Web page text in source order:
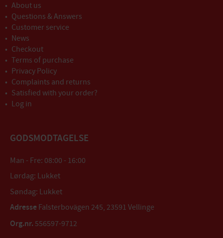
About us
Questions & Answers
Customer service
News
Checkout
Terms of purchase
Privacy Policy
Complaints and returns
Satisfied with your order?
Log in
GODSMODTAGELSE
Man - Fre: 08:00 - 16:00
Lørdag: Lukket
Søndag: Lukket
Adresse Falsterbovägen 245, 23591 Vellinge
Org.nr. 556597-9712